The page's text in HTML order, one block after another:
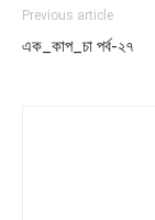
Previous article
এক_কাপ_চা পর্ব-২৭